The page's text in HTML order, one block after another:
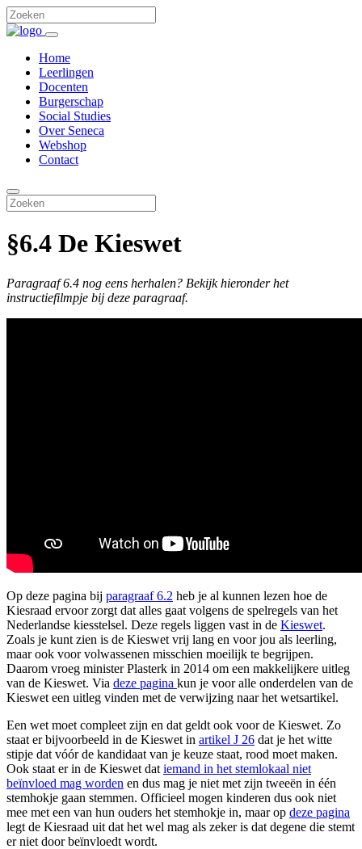
Home
Leerlingen
Docenten
Burgerschap
Social Studies
Over Seneca
Webshop
Contact
§6.4 De Kieswet
Paragraaf 6.4 nog eens herhalen? Bekijk hieronder het
instructiefilmpje bij deze paragraaf.
Op deze pagina bij paragraaf 6.2 heb je al kunnen lezen hoe de
Kiesraad ervoor zorgt dat alles gaat volgens de spelregels van het
Nederlandse kiesstelsel. Deze regels liggen vast in de Kieswet.
Zoals je kunt zien is de Kieswet vrij lang en voor jou als leerling,
maar ook voor volwassenen misschien moeilijk te begrijpen.
Daarom vroeg minister Plasterk in 2014 om een makkelijkere uitleg
van de Kieswet. Via deze pagina kun je voor alle onderdelen van de
Kieswet een uitleg vinden met de verwijzing naar het wetsartikel.
Een wet moet compleet zijn en dat geldt ook voor de Kieswet. Zo
staat er bijvoorbeeld in de Kieswet in artikel J 26 dat je het witte
stipje dat vóór de kandidaat van je keuze staat, rood moet maken.
Ook staat er in de Kieswet dat iemand in het stemlokaal niet
beïnvloed mag worden en dus mag je niet met zijn tweeën in één
stemhokje gaan stemmen. Officieel mogen kinderen dus ook niet
mee met een van hun ouders het stemhokje in, maar op deze pagina
legt de Kiesraad uit dat het wel mag als zeker is dat degene die stemt
er niet door beïnvloedt wordt.